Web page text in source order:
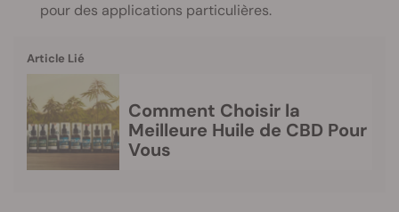
pour des applications particulières.
Article Lié
Comment Choisir la
Meilleure Huile de CBD Pour
Vous